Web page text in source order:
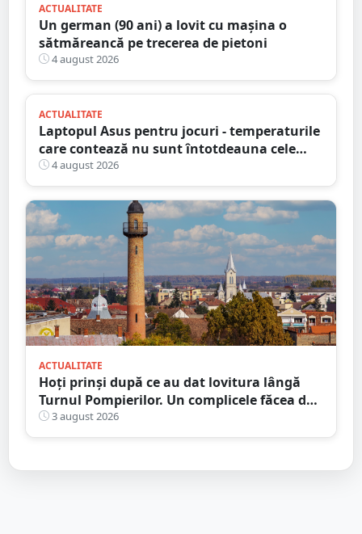
ACTUALITATE
Un german (90 ani) a lovit cu mașina o
sătmăreancă pe trecerea de pietoni
4 august 2026
ACTUALITATE
Laptopul Asus pentru jocuri - temperaturile
care contează nu sunt întotdeauna cele
mai mari
4 august 2026
ACTUALITATE
Hoți prinși după ce au dat lovitura lângă
Turnul Pompierilor. Un complicele făcea de
pază
3 august 2026